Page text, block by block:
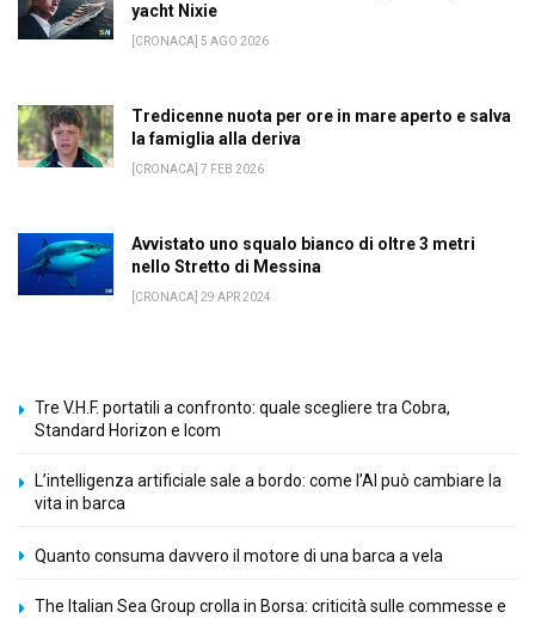
yacht Nixie
[CRONACA] 5 AGO 2026
Tredicenne nuota per ore in mare aperto e salva
la famiglia alla deriva
[CRONACA] 7 FEB 2026
Avvistato uno squalo bianco di oltre 3 metri
nello Stretto di Messina
[CRONACA] 29 APR 2024
Tre V.H.F. portatili a confronto: quale scegliere tra Cobra,
Standard Horizon e Icom
L’intelligenza artificiale sale a bordo: come l’AI può cambiare la
vita in barca
Quanto consuma davvero il motore di una barca a vela
The Italian Sea Group crolla in Borsa: criticità sulle commesse e